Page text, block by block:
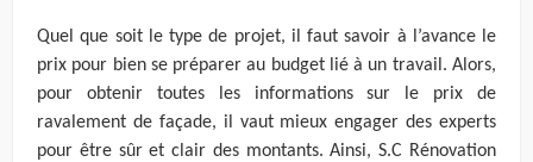
Quel que soit le type de projet, il faut savoir à l’avance le
prix pour bien se préparer au budget lié à un travail. Alors,
pour obtenir toutes les informations sur le prix de
ravalement de façade, il vaut mieux engager des experts
pour être sûr et clair des montants. Ainsi, S.C Rénovation